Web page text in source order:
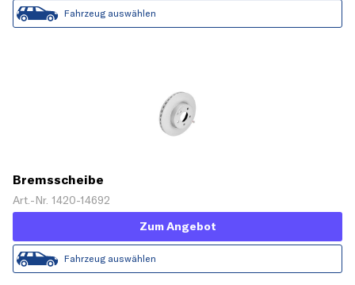
Fahrzeug auswählen
Bremsscheibe
Art.-Nr. 1420-14692
Zum Angebot
Fahrzeug auswählen